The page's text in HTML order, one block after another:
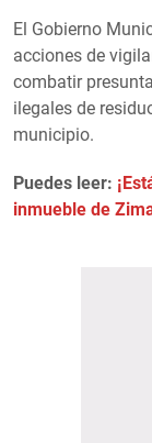
El Gobierno
acciones de
combatir
ilegales de
municipio.
Puedes leer:
inmueble de